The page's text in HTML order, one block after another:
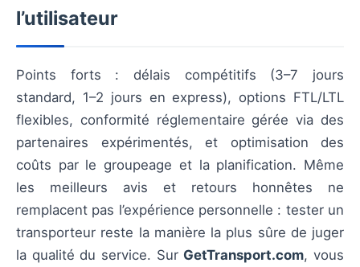
l’utilisateur
Points forts : délais compétitifs (3–7 jours
standard, 1–2 jours en express), options FTL/LTL
flexibles, conformité réglementaire gérée via des
partenaires expérimentés, et optimisation des
coûts par le groupeage et la planification. Même
les meilleurs avis et retours honnêtes ne
remplacent pas l’expérience personnelle : tester un
transporteur reste la manière la plus sûre de juger
la qualité du service. Sur GetTransport.com, vous